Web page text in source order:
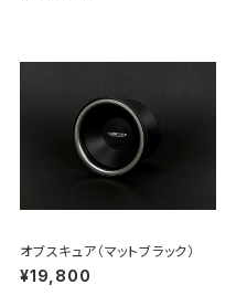
オブスキュア（マットブラック）
¥19,800